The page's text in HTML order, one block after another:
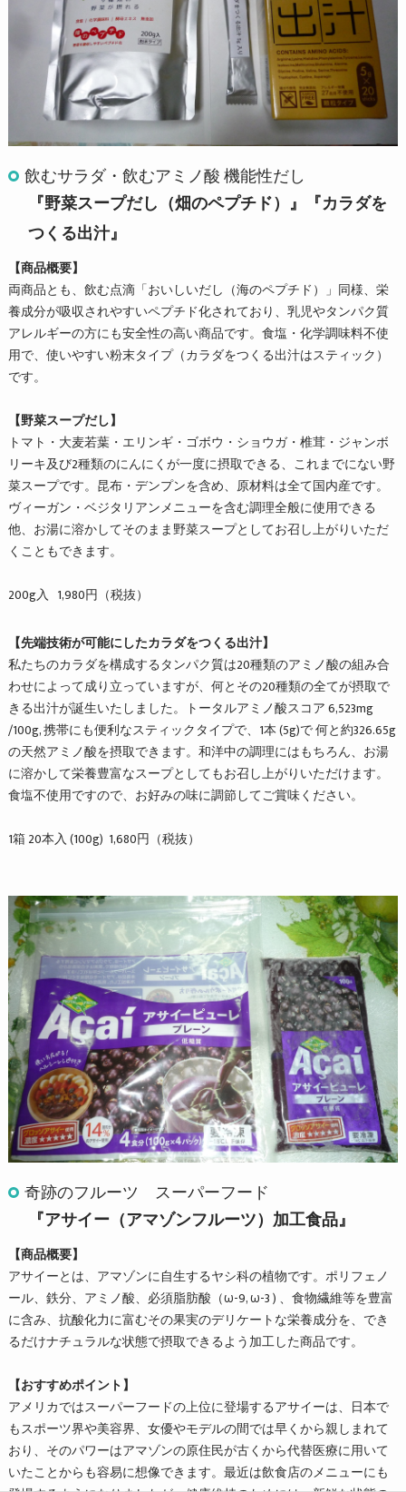
飲むサラダ・飲むアミノ酸 機能性だし
『野菜スープだし（畑のペプチド）』『カラダを
つくる出汁』
【商品概要】
両商品とも、飲む点滴「おいしいだし（海のペプチド）」同様、 栄
養成分が吸収されやすいペプチド化されており、 乳児やタンパク質
アレルギーの方にも安全性の高い商品です。 食塩・化学調味料不使
用で、使いやすい粉末タイプ（カラダをつくる出汁はスティック）
です。
【野菜スープだし】
トマト・大麦若葉・エリンギ・ゴボウ・ショウガ・椎茸・ ジャンボ
リーキ及び2種類のにんにくが一度に摂取できる、これまでにない野
菜スープです。昆布・デンプンを含め、 原材料は全て国内産です。
ヴィーガン・ ベジタリアンメニューを含む調理全般に使用できる
他、お湯に溶かしてそのまま野菜スープとしてお召し上がりいただ
くこともできます。
200g入 1,980円（税抜）
【先端技術が可能にしたカラダをつくる出汁】
私たちのカラダを構成するタンパク質は20種類のアミノ酸の組み合
わせによって成り立っていますが、何とその20種類の全てが摂取で
きる出汁が誕生いたしました。トータルアミノ酸スコア 6,523mg
/100g, 携帯にも便利なスティックタイプで、1本 (5g)で 何と約326.65g
の天然アミノ酸を摂取できます。和洋中の調理にはもちろん、 お湯
に溶かして栄養豊富なスープとしてもお召し上がりいただけます。
食塩不使用ですので、お好みの味に調節してご賞味ください。
1箱 20本入 (100g) 1,680円（税抜）
奇跡のフルーツ スーパーフード
『アサイー（アマゾンフルーツ）加工食品』
【商品概要】
アサイーとは、アマゾンに自生するヤシ科の植物です。ポリフェノ
ール、鉄分、アミノ酸、必須脂肪酸（ω-9, ω-3 ) 、食物繊維等を豊富
に含み、抗酸化力に富むその果実のデリケートな栄養成分を、でき
るだけナチュラルな状態で摂取できるよう加工した商品です。
【おすすめポイント】
アメリカではスーパーフードの上位に登場するアサイーは、日本で
もスポーツ界や美容界、女優やモデルの間では早くから親しまれて
おり、そのパワーはアマゾンの原住民が古くから代替医療に用いて
いたことからも容易に想像できます。最近は飲食店のメニューにも